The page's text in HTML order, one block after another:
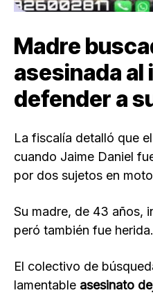
Madre
asesinada al
defender a
La fiscalía detalló que el
cuando Jaime Daniel
por dos sujetos en
Su madre, de 43 años,
peró también fue herida.
El colectivo de
lamentable asesinato